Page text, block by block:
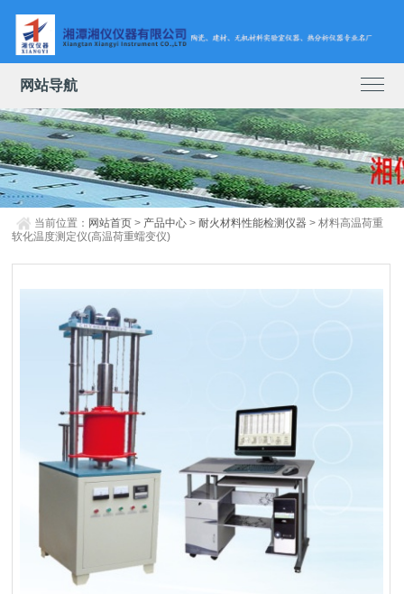
网站导航
当前位置： 网站首页 > 产品中心 >耐火材料性能检测仪器 > 材料高温荷重
软化温度测定仪(高温荷重蠕变仪)